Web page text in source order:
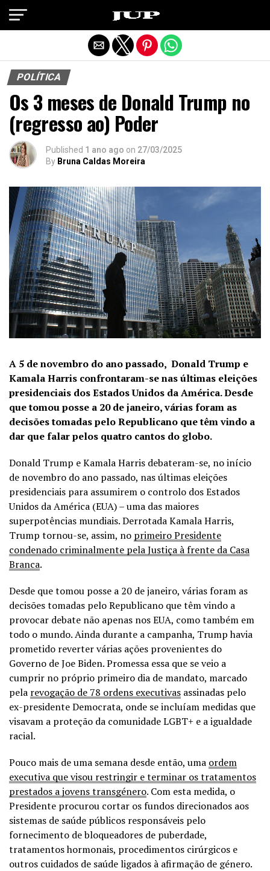
POLÍTICA
Os 3 meses de Donald Trump no
(regresso ao) Poder
Published 1 ano ago on 27/03/2025
By Bruna Caldas Moreira
A 5 de novembro do ano passado, Donald Trump e
Kamala Harris confrontaram-se nas últimas eleições
presidenciais dos Estados Unidos da América. Desde
que tomou posse a 20 de janeiro, várias foram as
decisões tomadas pelo Republicano que têm vindo a
dar que falar pelos quatro cantos do globo.
Donald Trump e Kamala Harris debateram-se, no início
de novembro do ano passado, nas últimas eleições
presidenciais para assumirem o controlo dos Estados
Unidos da América (EUA) – uma das maiores
superpotências mundiais. Derrotada Kamala Harris,
Trump tornou-se, assim, no primeiro Presidente
condenado criminalmente pela Justiça à frente da Casa
Branca.
Desde que tomou posse a 20 de janeiro, várias foram as
decisões tomadas pelo Republicano que têm vindo a
provocar debate não apenas nos EUA, como também em
todo o mundo. Ainda durante a campanha, Trump havia
prometido reverter várias ações provenientes do
Governo de Joe Biden. Promessa essa que se veio a
cumprir no próprio primeiro dia de mandato, marcado
pela revogação de 78 ordens executivas assinadas pelo
ex-presidente Democrata, onde se incluíam medidas que
visavam a proteção da comunidade LGBT+ e a igualdade
racial.
Pouco mais de uma semana desde então, uma ordem
executiva que visou restringir e terminar os tratamentos
prestados a jovens transgénero. Com esta medida, o
Presidente procurou cortar os fundos direcionados aos
sistemas de saúde públicos responsáveis pelo
fornecimento de bloqueadores de puberdade,
tratamentos hormonais, procedimentos cirúrgicos e
outros cuidados de saúde ligados à afirmação de género.
Exit mobile version